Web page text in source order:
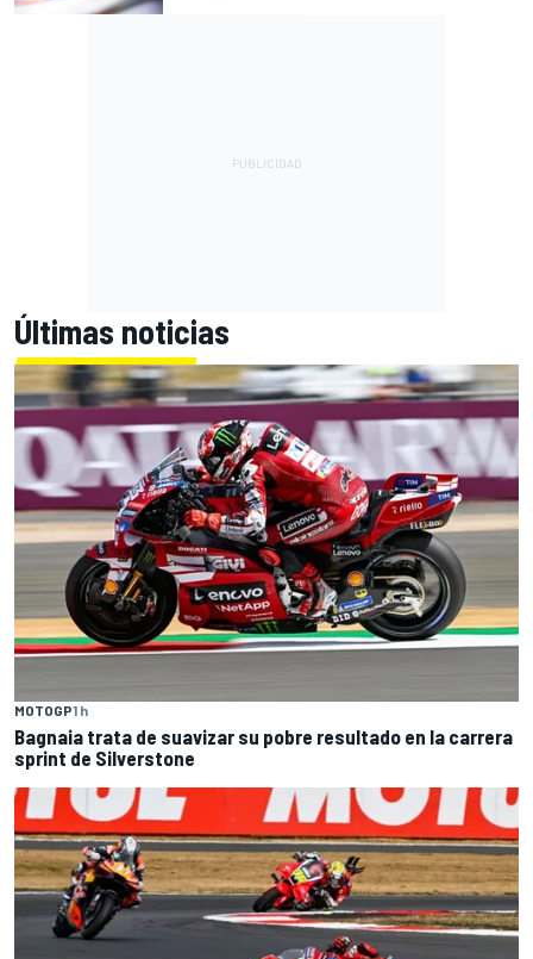
Últimas noticias
MOTOGP1 h
Bagnaia trata de suavizar su pobre resultado en la carrera
sprint de Silverstone